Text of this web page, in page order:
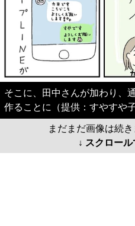
そこに、田中さんが加わり、
作ることに（提供：すやすや子
まだまだ画像は続き
↓ スクロー